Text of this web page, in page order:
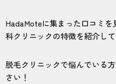
HadaMoteに集まった口コミ
科クリニックの特徴を紹介して
脱毛クリニックで悩んでいる
さい！